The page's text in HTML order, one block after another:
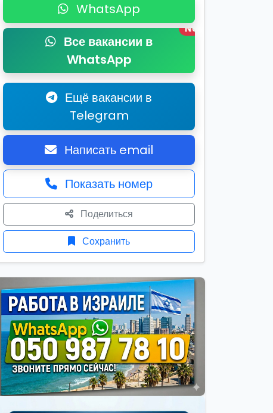
WhatsApp
Все вакансии в
WhatsApp
New
Ещё вакансии в
Telegram
Написать email
Показать номер
Поделиться
Сохранить